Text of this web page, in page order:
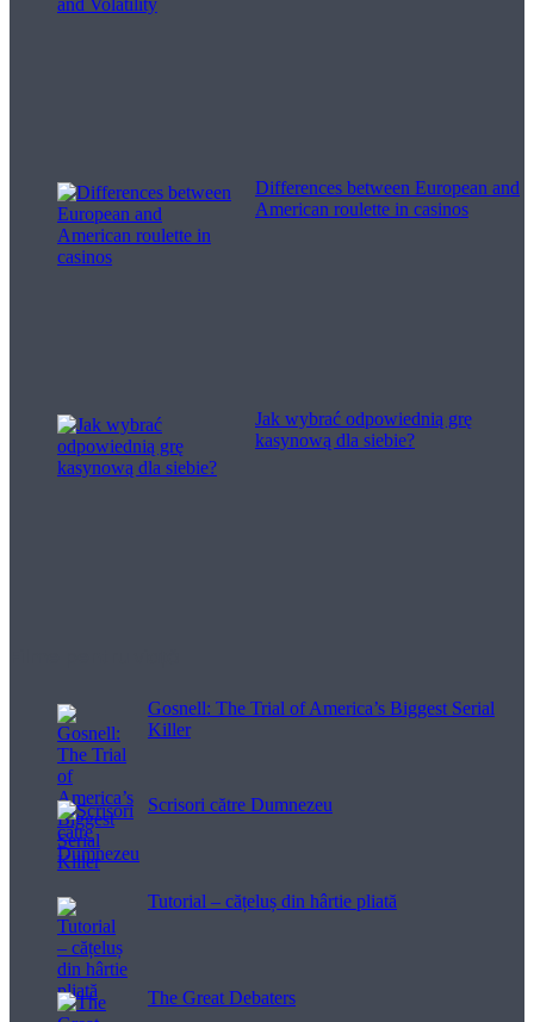
Differences between European and
American roulette in casinos
Jak wybrać odpowiednią grę
kasynową dla siebie?
Gosnell: The Trial of America’s Biggest Serial
Killer
Scrisori către Dumnezeu
Tutorial – cățeluș din hârtie pliată
The Great Debaters